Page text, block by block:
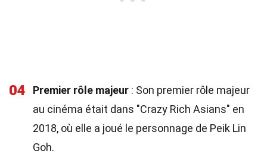
04 Premier rôle majeur : Son premier rôle majeur
au cinéma était dans "Crazy Rich Asians" en
2018, où elle a joué le personnage de Peik Lin
Goh.